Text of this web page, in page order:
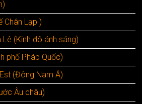
Chân Lạp )
(Kinh đô ánh sáng)
phố Pháp Quốc)
(Đông Nam Á)
Âu châu)